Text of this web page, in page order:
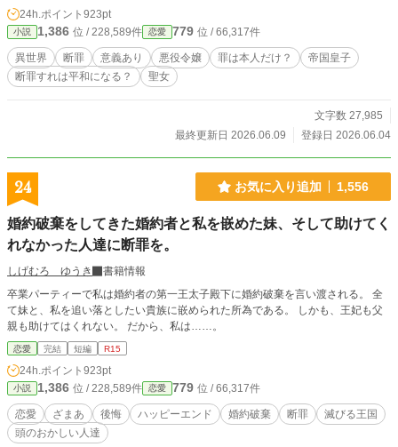
か。 国王や王妃はなぜ静観したのか。 家族はなぜ娘を守らなかったのか。 そし
て、誰もが見て見ぬふりをした結果、悪役令嬢はなぜ生まれたのか。 これは、
悪役令嬢だけを裁いて終わるはずだった断罪劇が、関係者全員の責任を問う裁き
へと変わっていく物語。 彼女だけを罪に問えば、本当に平和になるのでしょう
か。
24h.ポイント 923pt
小説 1,386 位 / 228,589件 恋愛 779 位 / 66,317件
異世界 断罪 意義あり 悪役令嬢 罪は本人だけ？
帝国皇子
断罪すれは平和になる？
聖女
文字数 27,985
最終更新日 2026.06.09
登録日 2026.06.04
24 お気に入り追加 1,556
婚約破棄をしてきた婚約者と私を嵌めた妹、そして助けてく
れなかった人達に断罪を。
しげむろ ゆうき
書籍情報
卒業パーティーで私は婚約者の第一王太子殿下に婚約破棄を言い渡される。 全
て妹と、私を追い落としたい貴族に嵌められた所為である。 しかも、王妃も父
親も助けてはくれない。 だから、私は……。
恋愛 完結 短編 R15
24h.ポイント 923pt
小説 1,386 位 / 228,589件 恋愛 779 位 / 66,317件
恋愛 ざまあ 後悔 ハッピーエンド 婚約破棄 断罪
滅びる王国
頭のおかしい人達